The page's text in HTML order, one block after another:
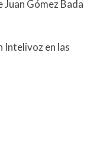
Juan Gómez Bada
Intelivoz en las